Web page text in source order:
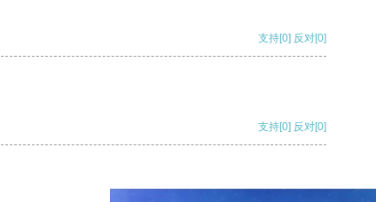
支持[0] 反对[0]
支持[0] 反对[0]